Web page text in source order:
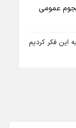
نجوم عمومی
این فکر کردیم